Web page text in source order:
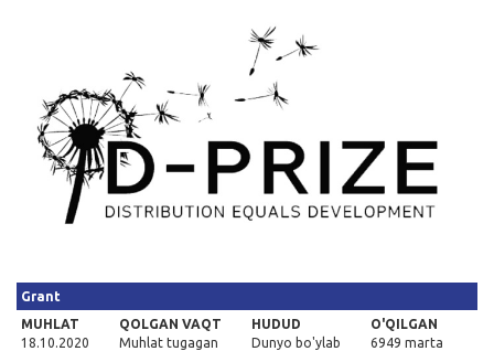
Grant
MUHLAT
18.10.2020
QOLGAN VAQT
Muhlat tugagan
HUDUD
Dunyo bo'ylab
O'QILGAN
6949 marta